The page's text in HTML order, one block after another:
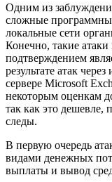
Одним из
сложные
локальные сети
Конечно, такие
подтверждением
результате атак
сервере Microsoft
некоторым оценкам
так как это
следы.
В первую очередь
видами денежных
выплаты и вывод